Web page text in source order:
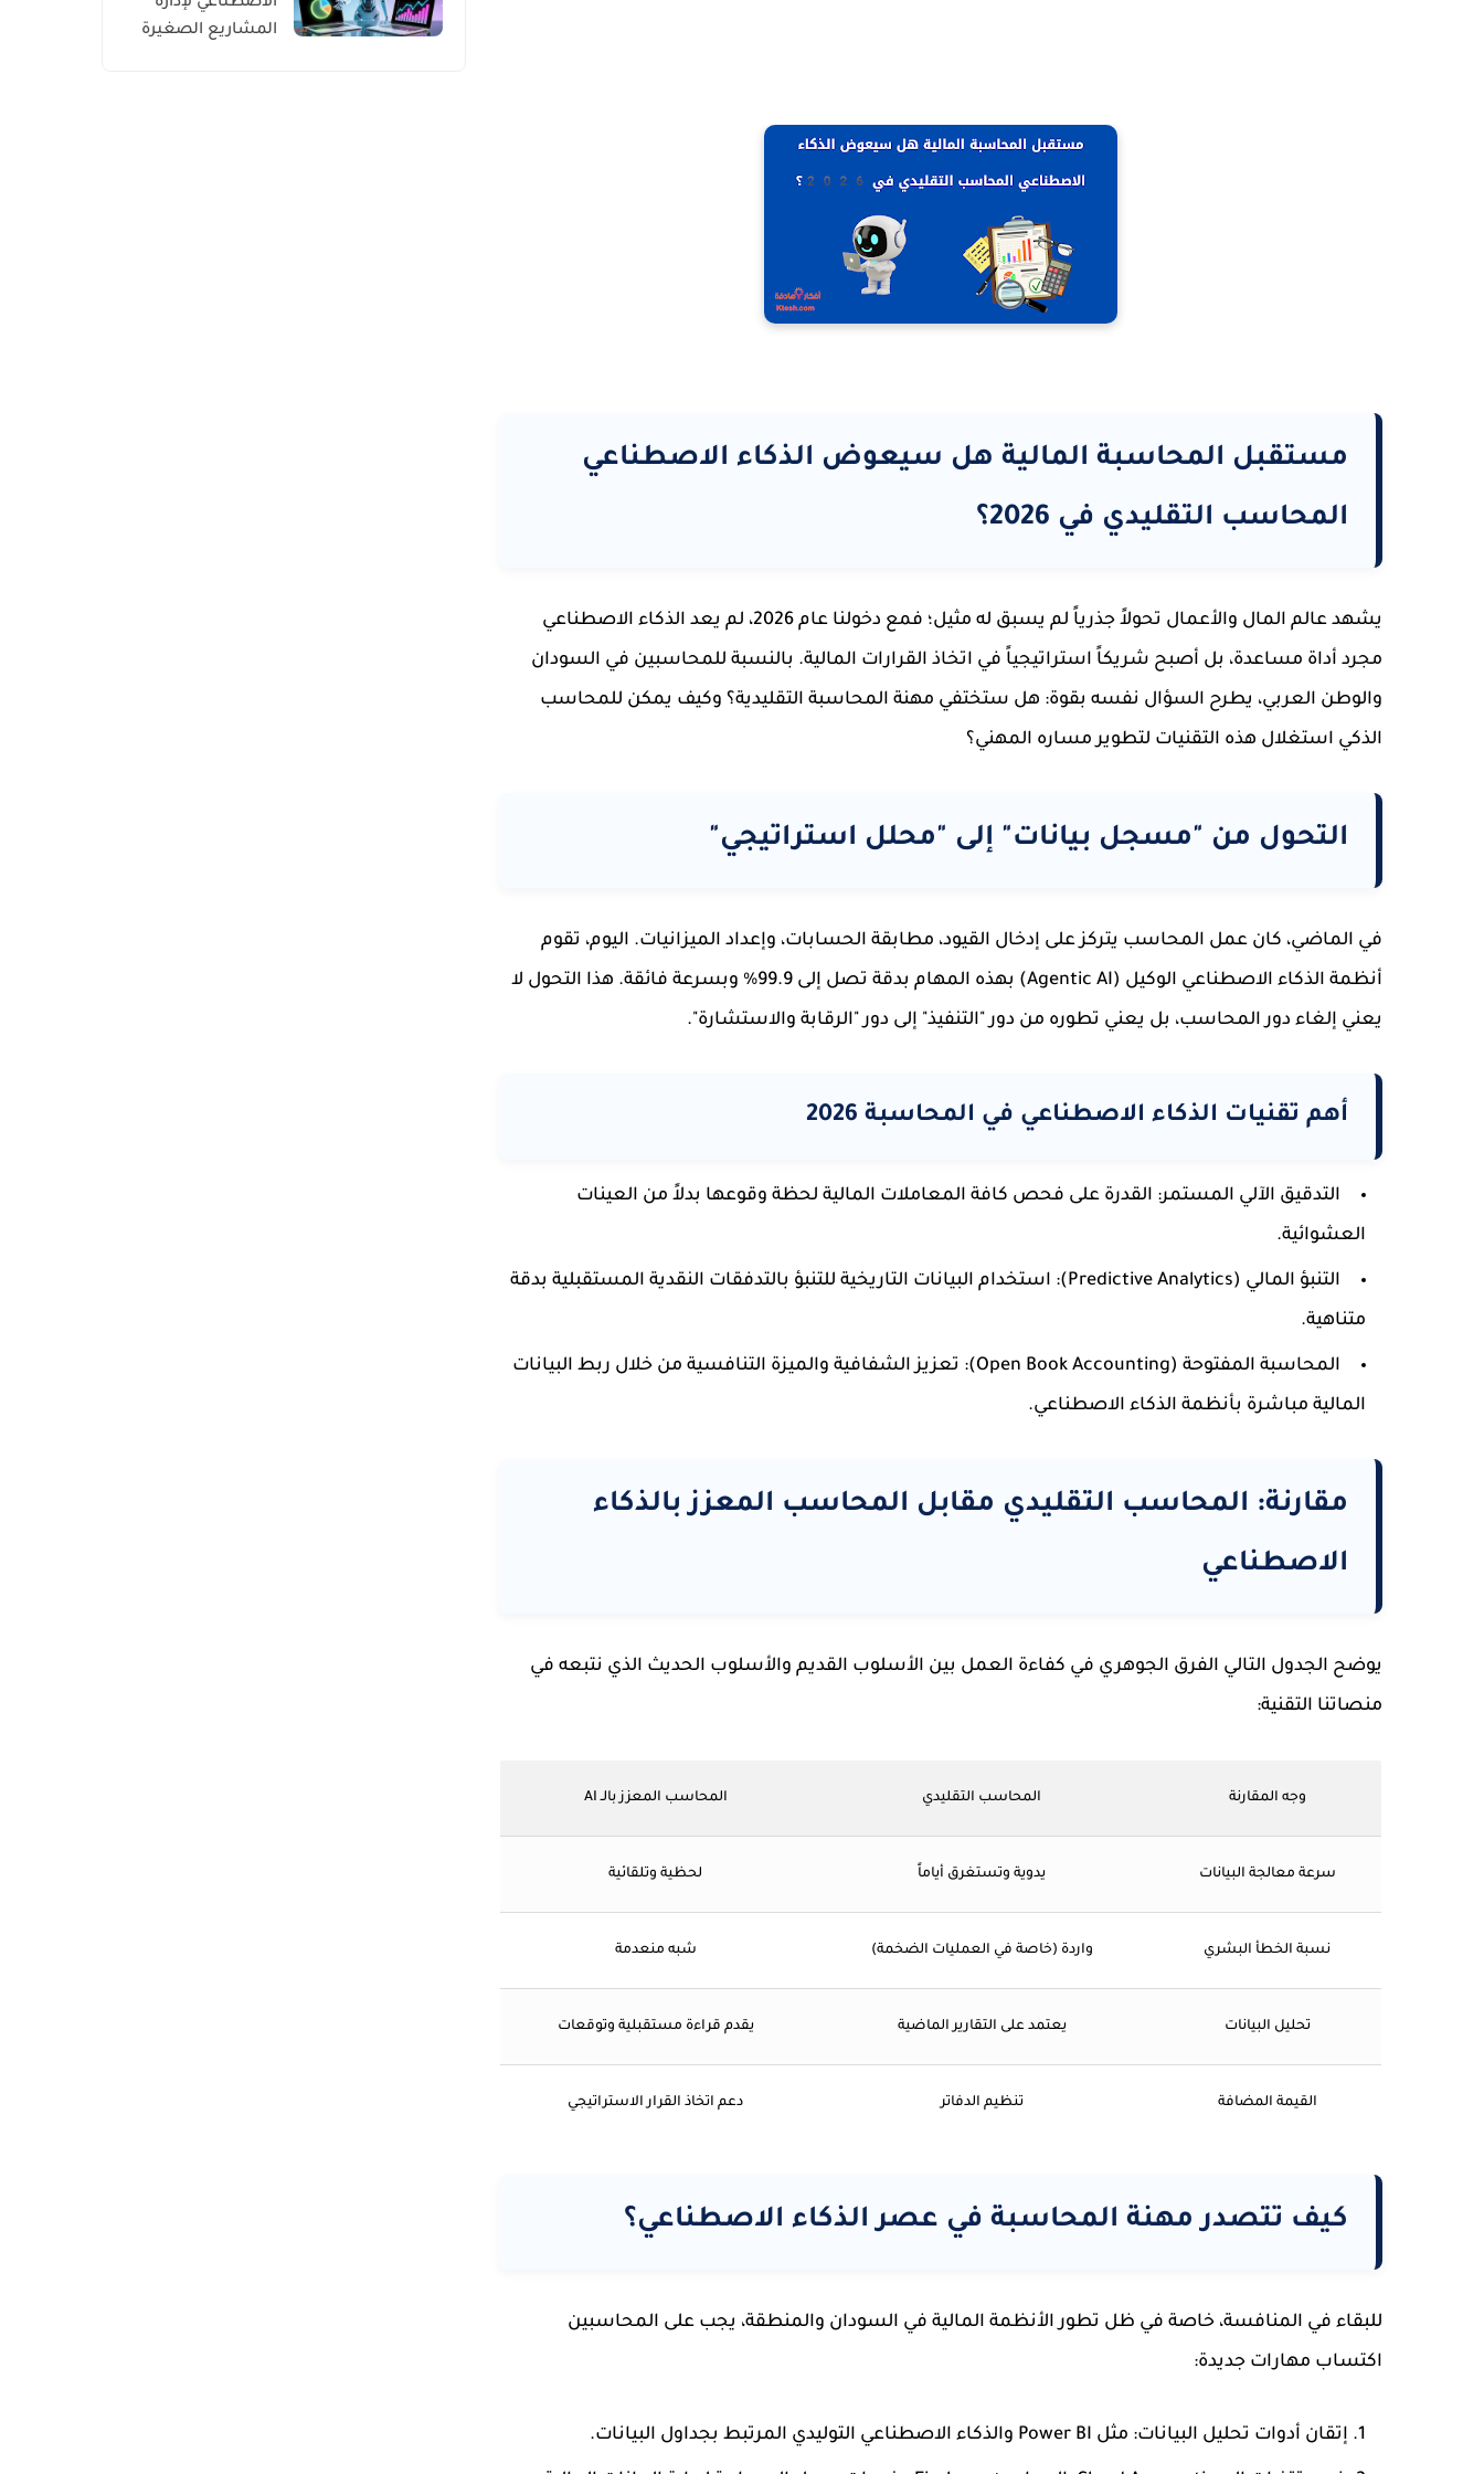
مستقبل المحاسبة المالية هل سيعوض الذكاء الاصطناعي
المحاسب التقليدي في 2026؟
يشهد عالم المال والأعمال تحولاً جذرياً لم يسبق له مثيل؛ فمع دخولنا عام 2026، لم يعد الذكاء الاصطناعي
مجرد أداة مساعدة، بل أصبح شريكاً استراتيجياً في اتخاذ القرارات المالية. بالنسبة للمحاسبين في السودان
والوطن العربي، يطرح السؤال نفسه بقوة: هل ستختفي مهنة المحاسبة التقليدية؟ وكيف يمكن للمحاسب
الذكي استغلال هذه التقنيات لتطوير مساره المهني؟
التحول من "مسجل بيانات" إلى "محلل استراتيجي"
في الماضي، كان عمل المحاسب يتركز على إدخال القيود، مطابقة الحسابات، وإعداد الميزانيات. اليوم، تقوم
أنظمة الذكاء الاصطناعي الوكيل (Agentic AI)
بهذه المهام بدقة تصل إلى 99.9% وبسرعة فائقة. هذا التحول لا
يعني إلغاء دور المحاسب، بل يعني تطوره من دور "التنفيذ" إلى دور "الرقابة والاستشارة".
أهم تقنيات الذكاء الاصطناعي في المحاسبة 2026
التدقيق الآلي المستمر: القدرة على فحص كافة المعاملات المالية لحظة وقوعها بدلاً من العينات
العشوائية.
التنبؤ المالي (Predictive Analytics):
استخدام البيانات التاريخية للتنبؤ بالتدفقات النقدية المستقبلية بدقة
متناهية.
المحاسبة المفتوحة (Open Book Accounting):
تعزيز الشفافية والميزة التنافسية من خلال ربط البيانات
المالية مباشرة بأنظمة الذكاء الاصطناعي.
مقارنة: المحاسب التقليدي مقابل المحاسب المعزز بالذكاء
الاصطناعي
يوضح الجدول التالي الفرق الجوهري في كفاءة العمل بين الأسلوب القديم والأسلوب الحديث الذي نتبعه في
منصاتنا التقنية:
وجه المقارنة المحاسب التقليدي المحاسب المعزز بالـ AI
سرعة معالجة البيانات يدوية وتستغرق أياماً لحظية وتلقائية
نسبة الخطأ البشري واردة (خاصة في العمليات الضخمة) شبه منعدمة
تحليل البيانات يعتمد على التقارير الماضية يقدم قراءة مستقبلية وتوقعات
القيمة المضافة تنظيم الدفاتر دعم اتخاذ القرار الاستراتيجي
كيف تتصدر مهنة المحاسبة في عصر الذكاء الاصطناعي؟
للبقاء في المنافسة، خاصة في ظل تطور الأنظمة المالية في السودان والمنطقة، يجب على المحاسبين
اكتساب مهارات جديدة:
إتقان أدوات تحليل البيانات: مثل Power BI والذكاء الاصطناعي التوليدي المرتبط بجداول البيانات.
المشاريع الصغيرة